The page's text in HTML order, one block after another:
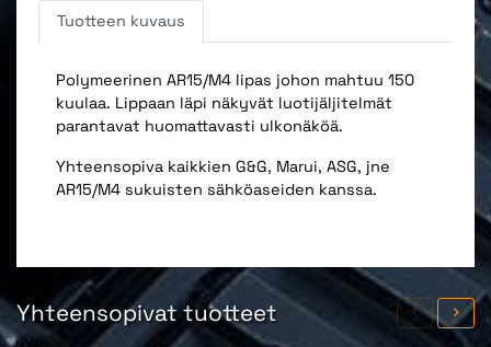
Tuotteen kuvaus
Polymeerinen AR15/M4 lipas johon mahtuu 150
kuulaa. Lippaan läpi näkyvät luotijäljitelmät
parantavat huomattavasti ulkonäköä.
Yhteensopiva kaikkien G&G, Marui, ASG, jne
AR15/M4 sukuisten sähköaseiden kanssa.
Yhteensopivat tuotteet